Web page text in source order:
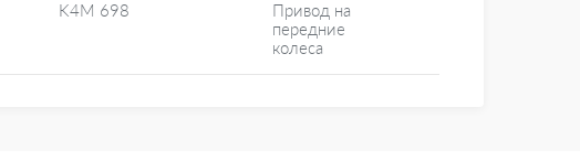
K4M 698
Привод на
передние
колеса